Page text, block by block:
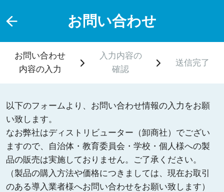
お問い合わせ
お問い合わせ
内容の入力
入力内容の
確認
送信完了
以下のフォームより、お問い合わせ情報の入力をお願
い致します。
なお弊社はディストリビューター（卸商社）でござい
ますので、自治体・教育委員会・学校・個人様への製
品の販売は実施しておりません。ご了承ください。
（製品の購入方法や価格につきましては、現在お取引
のある導入業者様へお問い合わせをお願い致します）